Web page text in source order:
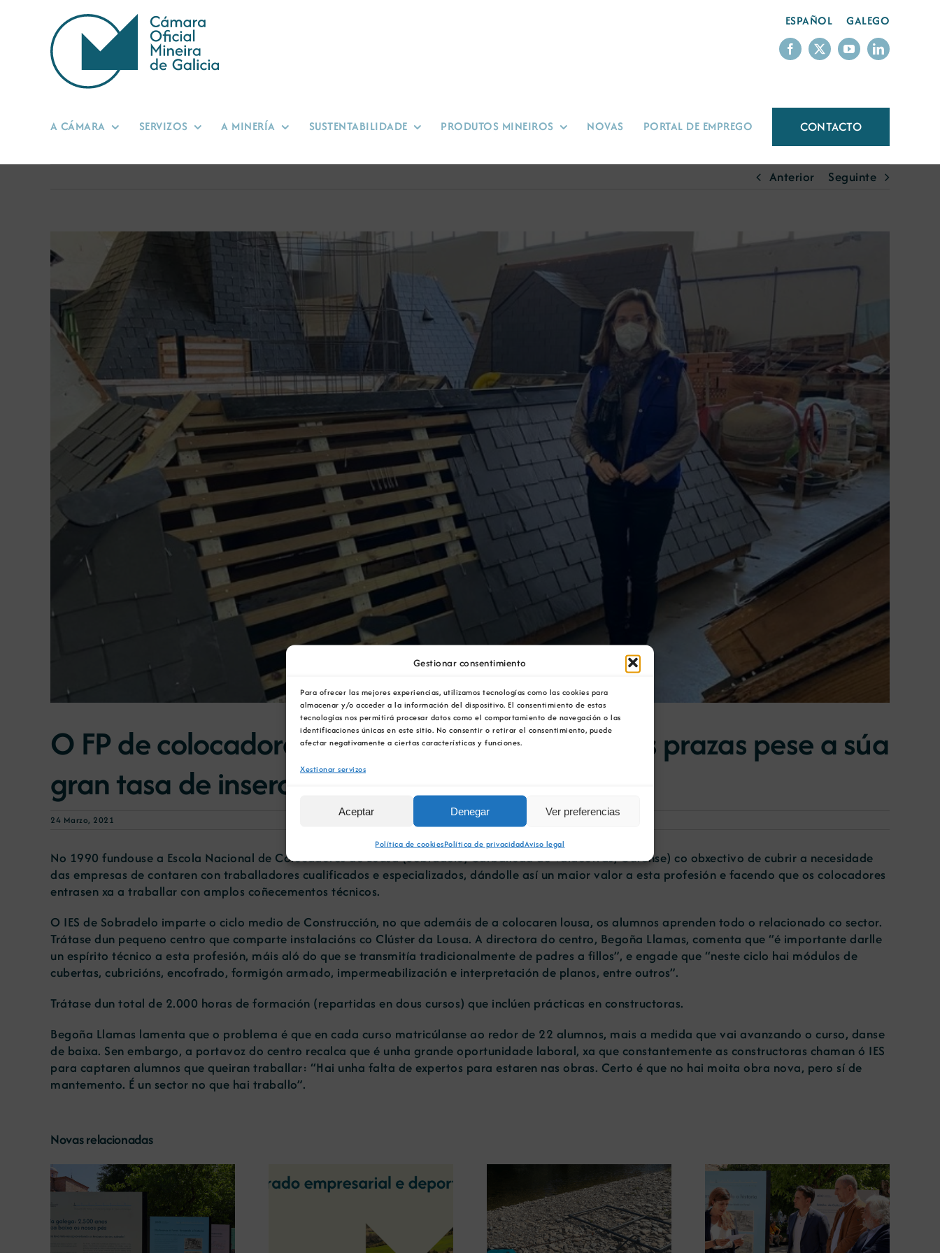
Gestionar consentimiento
Para ofrecer las mejores experiencias, utilizamos tecnologías como las cookies para
almacenar y/o acceder a la información del dispositivo. El consentimiento de estas
tecnologías nos permitirá procesar datos como el comportamiento de navegación o las
identificaciones únicas en este sitio. No consentir o retirar el consentimiento, puede
afectar negativamente a ciertas características y funciones.
Xestionar servizos
Aceptar Denegar Ver preferencias
Política de cookiesPolítica de privacidadAviso legal
ESPAÑOL GALEGO
A CÁMARA SERVIZOS A MINERÍA SUSTENTABILIDADE PRODUTOS MINEIROS NOVAS PORTAL DE EMPREGO CONTACTO
Anterior Seguinte
Larger
Image
O FP de colocadores de lousa non cubre as súas prazas pese a súa
gran tasa de inserción laboral
24 Marzo, 2021
No 1990 fundouse a Escola Nacional de Colocadores de Lousa (Sobradelo, Carballeda de Valdeorras, Ourense) co obxectivo de cubrir a necesidade
das empresas de contaren con traballadores cualificados e especializados, dándolle así un maior valor a esta profesión e facendo que os colocadores
entrasen xa a traballar con amplos coñecementos técnicos.
O IES de Sobradelo imparte o ciclo medio de Construcción, no que ademáis de a colocaren lousa, os alumnos aprenden todo o relacionado co sector.
Trátase dun pequeno centro que comparte instalacións co Clúster da Lousa. A directora do centro, Begoña Llamas, comenta que “é importante darlle
un espírito técnico a esta profesión, máis aló do que se transmitía tradicionalmente de padres a fillos”, e engade que “neste ciclo hai módulos de
cubertas, cubricións, encofrado, formigón armado, impermeabilización e interpretación de planos, entre outros”.
Trátase dun total de 2.000 horas de formación (repartidas en dous cursos) que inclúen prácticas en constructoras.
Begoña Llamas lamenta que o problema é que en cada curso matricúlanse ao redor de 22 alumnos, mais a medida que vai avanzando o curso, danse
de baixa. Sen embargo, a portavoz do centro recalca que é unha grande oportunidade laboral, xa que constantemente as constructoras chaman ó IES
para captaren alumnos que queiran traballar: “Hai unha falta de expertos para estaren nas obras. Certo é que no hai moita obra nova, pero sí de
mantemento. É un sector no que hai traballo”.
Novas relacionadas
A COMG reúne a dous
líderes empresarias con
presentan as últimas
A COMG inaugura en
A COMG leva a Vigo a